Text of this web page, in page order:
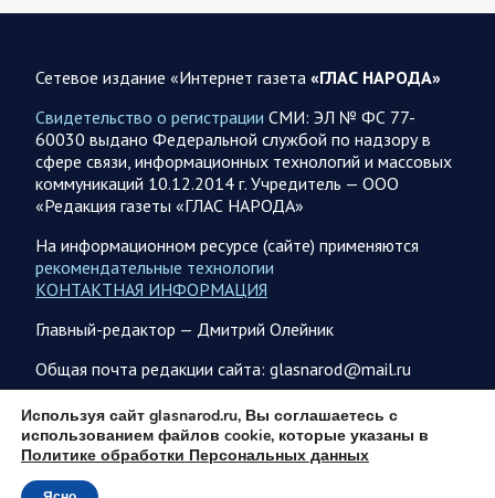
08.08.2026 10:05
Спецоперация
397 украинских БПЛА сбито ПВО ночью над 15 субъектами
Белгородской, Брянской, Воронежской, Курской, Липецкой,
Орловской,…
08.08.2026 09:45
Саратовская область
После реализации инвестиционного проекта
Аткарской птицефабрики предприятию необходимо
помочь с реализацией продукции в сетевых магазинах
Соответствующую задачу обозначил губернатор Роман
Бусаргин перед министерством сельского хозяйства
Саратовской области. Губернатор Саратовской области
Роман Бусаргин в Аткарске…
08.08.2026 09:04
Саратовская область
На Кумысной поляне Саратове проводится
Сетевое издание «Интернет газета «ГЛАС НАРОДА»
Свидетельство о регистрации СМИ: ЭЛ № ФС 77-
60030 выдано Федеральной службой по надзору в
сфере связи, информационных технологий и массовых
коммуникаций 10.12.2014 г. Учредитель — ООО
«Редакция газеты «ГЛАС НАРОДА»
На информационном ресурсе (сайте) применяются
рекомендательные технологии
КОНТАКТНАЯ ИНФОРМАЦИЯ
Главный-редактор — Дмитрий Олейник
Общая почта редакции сайта: glasnarod@mail.ru
ПОДПИСКА
Используя сайт glasnarod.ru, Вы соглашаетесь с
использованием файлов cookie, которые указаны в
Политике обработки Персональных данных